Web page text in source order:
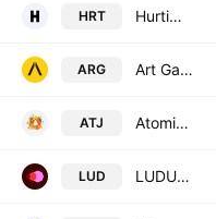
HRT Hurtimex Spolka Akcyjna
ARG Art Games Studio SA
ATJ Atomic Jelly SA Class A
LUD LUDUS S.A.